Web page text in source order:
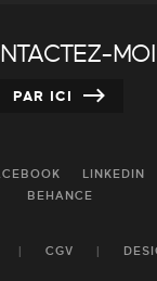
MOI
PAR ICI
CGV
LINKEDIN
BEHANCE